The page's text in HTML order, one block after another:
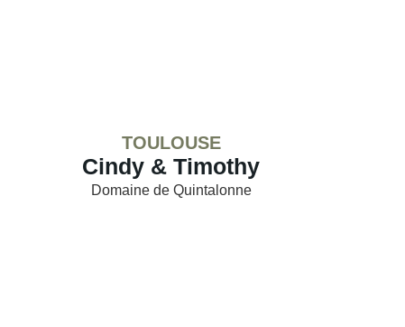
TOULOUSE
Cindy & Timothy
Domaine de Quintalonne